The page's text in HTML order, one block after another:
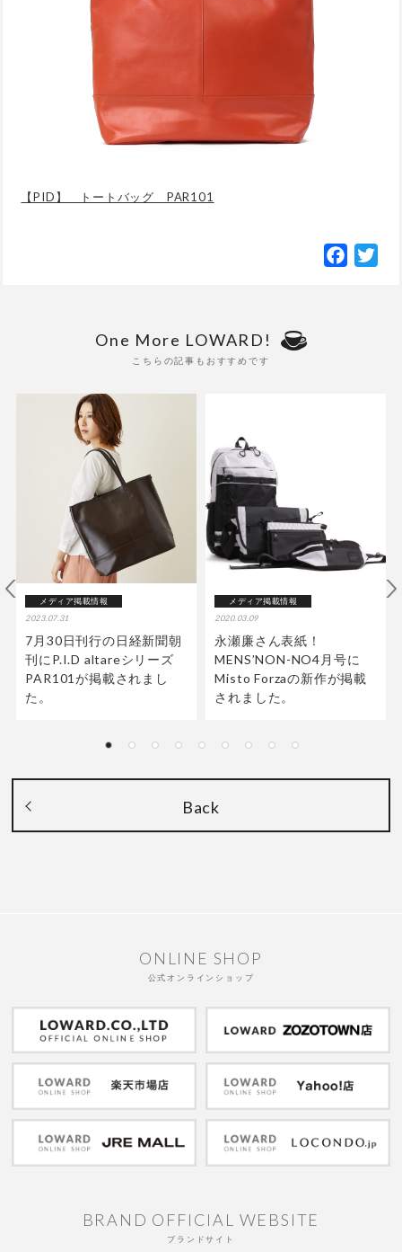
【PID】 トートバッグ PAR101
One More LOWARD!
こちらの記事もおすすめです
メディア掲載情報
2023.07.31
7月30日刊行の日経新聞朝
刊にP.I.D altareシリーズ
PAR101が掲載されまし
た。
メディア掲載情報
2020.03.09
永瀬廉さん表紙！
MENS’NON-NO4月号に
Misto Forzaの新作が掲載
されました。
Back
ONLINE SHOP
公式オンラインショップ
BRAND OFFICIAL WEBSITE
ブランドサイト